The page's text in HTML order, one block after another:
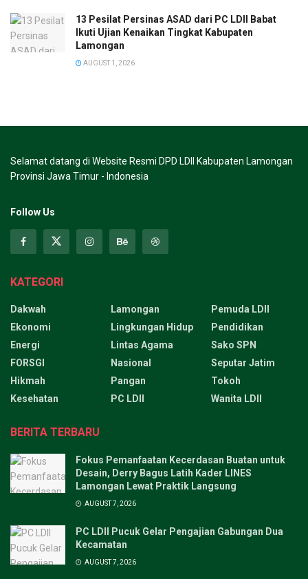
13 Pesilat Persinas ASAD dari PC LDII Babat
Ikuti Ujian Kenaikan Tingkat Kabupaten
Lamongan
AUGUST 1, 2026
Selamat datang di Website Resmi DPD LDII Kabupaten Lamongan
Provinsi Jawa Timur - Indonesia
Follow Us
KATEGORI
Dakwah
Ekonomi
Energi
FORSGI
Hikmah
Kesehatan
Lamongan
Lingkungan Hidup
Lintas Agama
Nasional
Pangan
PC LDII
Pemuda LDII
Pendidikan
Sako SPN
Seputar Jatim
Tokoh
Wanita LDII
BERITA TERBARU
Fokus Pemanfaatan Kecerdasan Buatan untuk
Desain, Derry Bagus Latih Kader LINES
Lamongan Lewat Praktik Langsung
AUGUST 7, 2026
PC LDII Pucuk Gelar Pengajian Gabungan Dua
Kecamatan
AUGUST 7, 2026